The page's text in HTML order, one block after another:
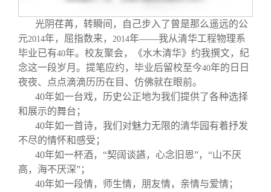
三创大赛
实用信息
会长致辞
总会章程
理事会名单
联系我们
光阴荏苒，转瞬间，自己步入了曾是那么遥远的公
元2014年，屈指数来， 2014年——我从清华工程物理系
毕业已有40年。校友聚会，《水木清华》约我撰文，纪
念这一段岁月。提笔应约，毕业后留校至今40年的日日
夜夜、点点滴滴历历在目、仿佛就在眼前。
40年如一台戏，历史公正地为我们提供了各种选择
和展示的舞台；
40年如一首诗，我们对魅力无限的清华园有着抒发
不尽的情怀和感受；
40年如一杯酒，“契阔谈讌，心念旧恩”，“山不厌
高，海不厌深”；
40年如一段情，师生情，朋友情，亲情与爱情；